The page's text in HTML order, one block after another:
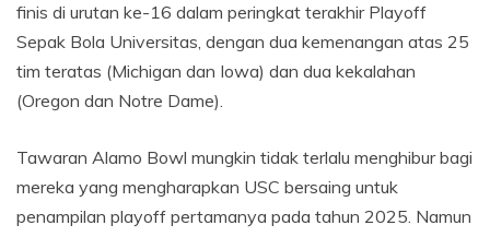
finis di urutan ke-16 dalam peringkat terakhir Playoff
Sepak Bola Universitas, dengan dua kemenangan atas 25
tim teratas (Michigan dan Iowa) dan dua kekalahan
(Oregon dan Notre Dame).
Tawaran Alamo Bowl mungkin tidak terlalu menghibur bagi
mereka yang mengharapkan USC bersaing untuk
penampilan playoff pertamanya pada tahun 2025. Namun